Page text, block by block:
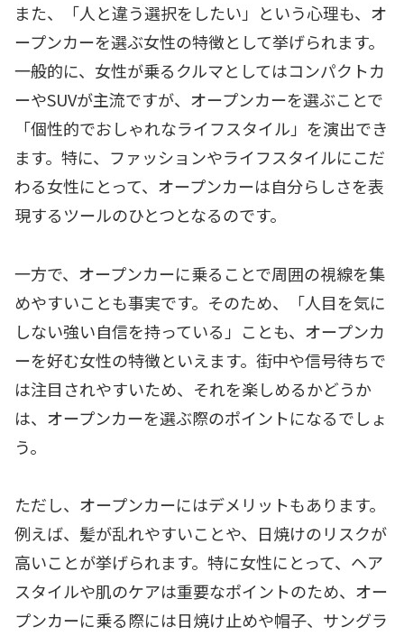
また、「人と違う選択をしたい」という心理も、オ
ープンカーを選ぶ女性の特徴として挙げられます。
一般的に、女性が乗るクルマとしてはコンパクトカ
ーやSUVが主流ですが、オープンカーを選ぶことで
「個性的でおしゃれなライフスタイル」を演出でき
ます。特に、ファッションやライフスタイルにこだ
わる女性にとって、オープンカーは自分らしさを表
現するツールのひとつとなるのです。
一方で、オープンカーに乗ることで周囲の視線を集
めやすいことも事実です。そのため、「人目を気に
しない強い自信を持っている」ことも、オープンカ
ーを好む女性の特徴といえます。街中や信号待ちで
は注目されやすいため、それを楽しめるかどうか
は、オープンカーを選ぶ際のポイントになるでしょ
う。
ただし、オープンカーにはデメリットもあります。
例えば、髪が乱れやすいことや、日焼けのリスクが
高いことが挙げられます。特に女性にとって、ヘア
スタイルや肌のケアは重要なポイントのため、オー
プンカーに乗る際には日焼け止めや帽子、サングラ